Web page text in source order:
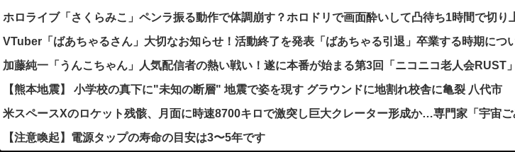
ホロライブ「さくらみこ」ペンラ振る動作で体調崩す？ホロドリで画面酔いして凸待ち1時間で切
VTuber「ばあちゃるさん」大切なお知らせ！活動終了を発表「ばあちゃる引退」卒業する時期につ
加藤純一「うんこちゃん」人気配信者の熱い戦い！遂に本番が始まる第3回「ニコニコ老人会
【熊本地震】 小学校の真下に"未知の断層" 地震で姿を現す グラウンドに地割れ校舎に亀裂 八代市
米スペースXのロケット残骸、月面に時速8700キロで激突し巨大クレーター形成か…専門家「宇宙ご
【注意喚起】電源タップの寿命の目安は3〜5年です